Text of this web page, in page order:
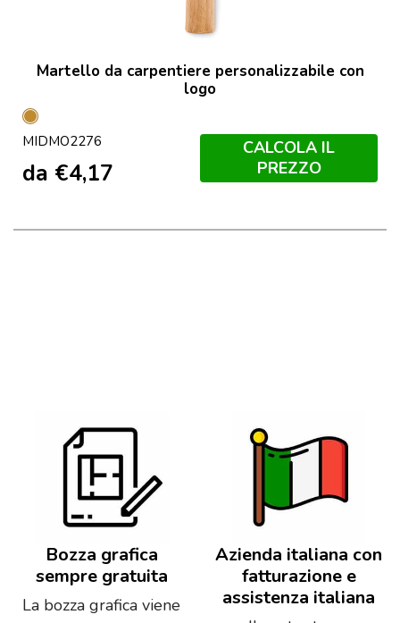
Martello da carpentiere personalizzabile con
logo
Legno
MIDMO2276
da €4,17
CALCOLA IL
PREZZO
Bozza grafica
sempre gratuita
La bozza grafica viene
Azienda italiana con
fatturazione e
assistenza italiana